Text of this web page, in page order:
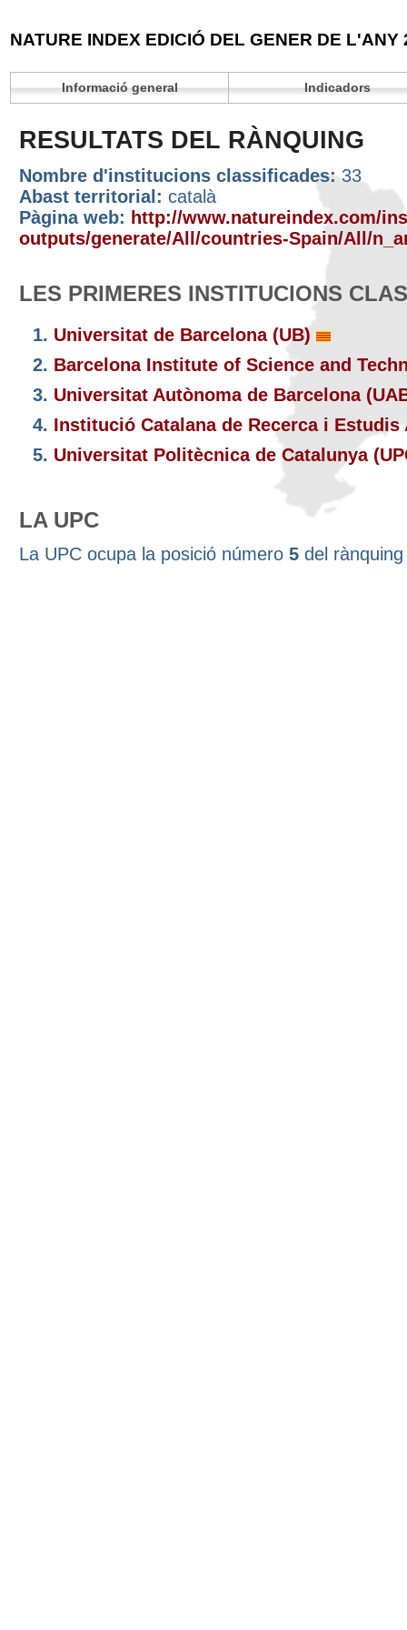
NATURE INDEX EDICIÓ DEL GENER DE L'ANY
Informació general Indicadors
RESULTATS DEL RÀNQUING
Nombre d'institucions classificades:33
Abast territorial: català
Pàgina web: http://www.natureindex.com/
outputs/generate/All/countries-Spain/All/
LES PRIMERES INSTITUCIONS
1. Universitat de Barcelona (UB)
2. Barcelona Institute of Science and
3. Universitat Autònoma de Barcelona
4. Institució Catalana de Recerca i Estudis
5. Universitat Politècnica de Catalunya
LA UPC
La UPC ocupa la posició número 5 del